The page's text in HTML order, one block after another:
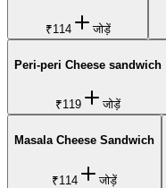
₹114 जोड़ें
Peri-peri Cheese sandwich
₹119 जोड़ें
Masala Cheese Sandwich
₹114 जोड़ें